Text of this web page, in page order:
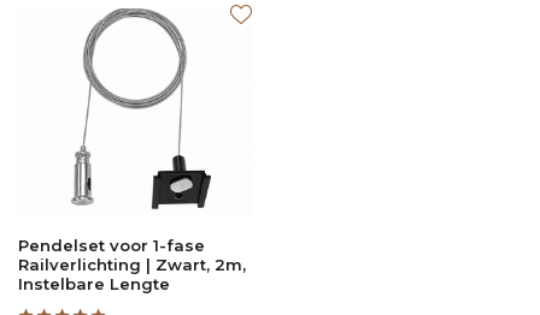
Pendelset voor 1-fase
Railverlichting | Zwart, 2m,
Instelbare Lengte